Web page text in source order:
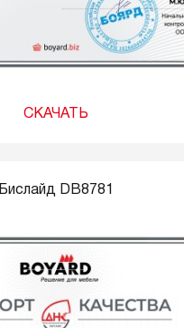
СКАЧАТЬ
Бислайд DB8781